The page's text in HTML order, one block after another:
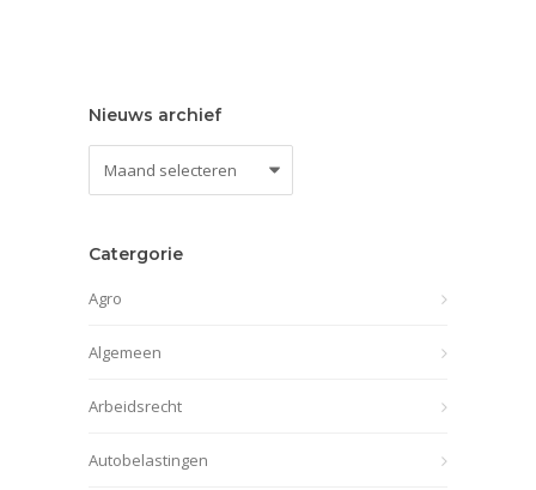
Nieuws archief
Catergorie
Agro
Algemeen
Arbeidsrecht
Autobelastingen